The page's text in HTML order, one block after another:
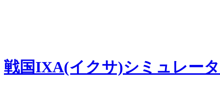
戦国IXA(イクサ)シミュレー